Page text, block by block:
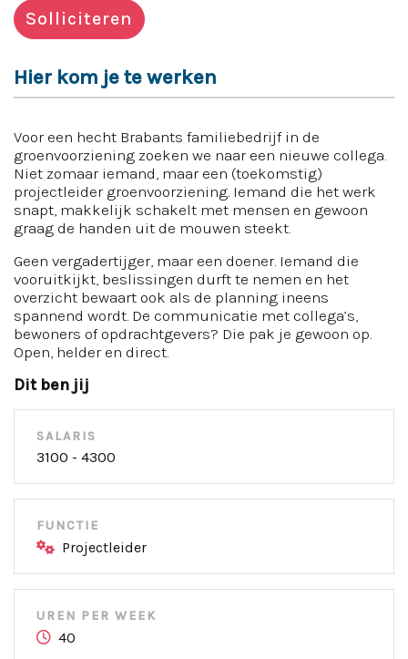
Solliciteren
Hier kom je te werken
Voor een hecht Brabants familiebedrijf in de
groenvoorziening zoeken we naar een nieuwe collega.
Niet zomaar iemand, maar een (toekomstig)
projectleider groenvoorziening. Iemand die het werk
snapt, makkelijk schakelt met mensen en gewoon
graag de handen uit de mouwen steekt.
Geen vergadertijger, maar een doener. Iemand die
vooruitkijkt, beslissingen durft te nemen en het
overzicht bewaart ook als de planning ineens
spannend wordt. De communicatie met collega’s,
bewoners of opdrachtgevers? Die pak je gewoon op.
Open, helder en direct.
Dit ben jij
SALARIS
3100 - 4300
FUNCTIE
Projectleider
UREN PER WEEK
40